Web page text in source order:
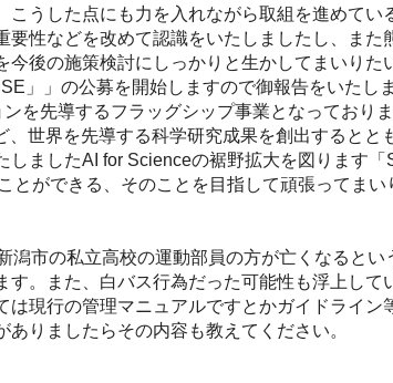
うした点にも力を入れながら取組を進めて
性などを改めて認識をいたしましたし、ま
後の施策検討にしっかりと生かしてまいりた
」」の公募を開始しますので御報告をいたし
を先導するフラッグシップ事業となっており
世界を先導する科学研究成果を創出すると
ましたAI for Scienceの裾野拡大を図ります
ができる、そのことを目指して頑張ってまい
市の私立高校の運動部員の方が亡くなると
。また、白バス行為だった可能性も浮上し
現行の管理マニュアルですとかガイドライ
りましたらその内容も教えてください。